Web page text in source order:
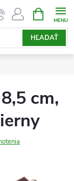
HĽADAŤ
KOŠÍK
cm,